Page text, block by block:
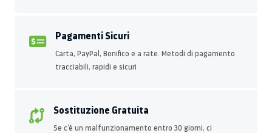
Pagamenti Sicuri
Carta, PayPal, Bonifico e a rate. Metodi di pagamento
tracciabili, rapidi e sicuri
Sostituzione Gratuita
Se c’è un malfunzionamento entro 30 giorni, ci